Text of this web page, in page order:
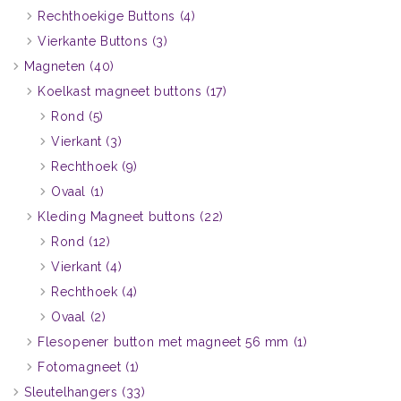
Rechthoekige Buttons (4)
Vierkante Buttons (3)
Magneten (40)
Koelkast magneet buttons (17)
Rond (5)
Vierkant (3)
Rechthoek (9)
Ovaal (1)
Kleding Magneet buttons (22)
Rond (12)
Vierkant (4)
Rechthoek (4)
Ovaal (2)
Flesopener button met magneet 56 mm (1)
Fotomagneet (1)
Sleutelhangers (33)